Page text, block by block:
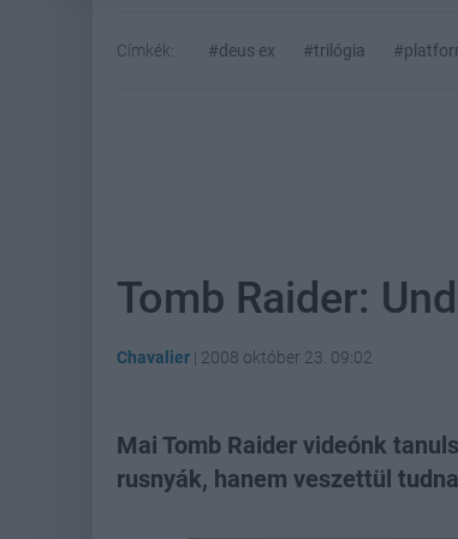
Címkék: #deus ex #trilógia
Tomb Raider:
Chavalier | 2008 október 23. 09:02
Mai Tomb Raider videónk
rusnyák, hanem veszettül